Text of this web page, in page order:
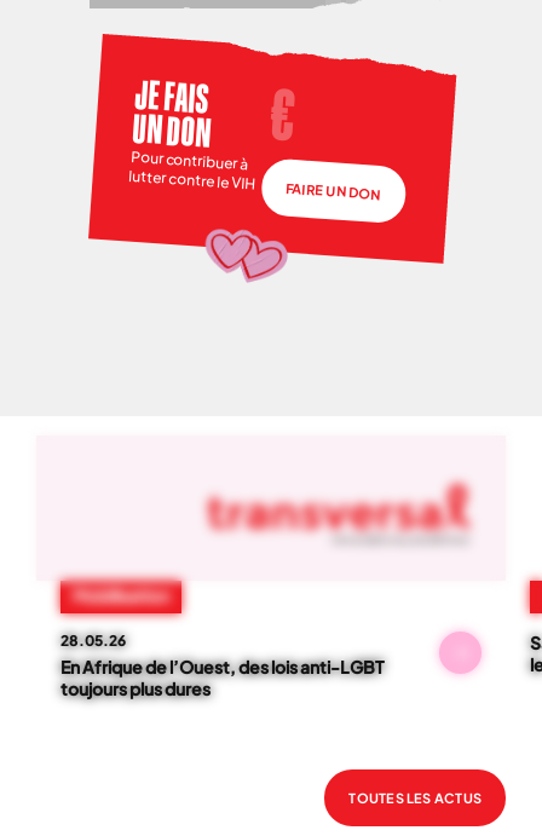
JE FAIS
UN DON
Pour contribuer à
lutter contre le VIH FAIRE UN DON
NOS ACTUS
Mobilisation
28.05.26
En Afrique de l’Ouest, des lois anti-LGBT
toujours plus dures
TOUTES LES ACTUS